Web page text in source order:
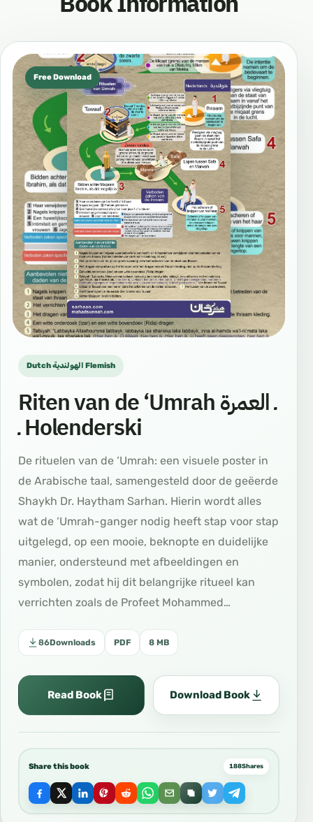
Free Download
Dutch الهولندية Flemish
Riten van de ‘Umrah ـ العمرة
ـ Holenderski
De rituelen van de ‘Umrah: een visuele poster in
de Arabische taal, samengesteld door de geëerde
Shaykh Dr. Haytham Sarhan. Hierin wordt alles
wat de ‘Umrah-ganger nodig heeft stap voor stap
uitgelegd, op een mooie, beknopte en duidelijke
manier, ondersteund met afbeeldingen en
symbolen, zodat hij dit belangrijke ritueel kan
verrichten zoals de Profeet Mohammed…
86Downloads PDF 8 MB
Read Book Download Book
Share this book 188Shares